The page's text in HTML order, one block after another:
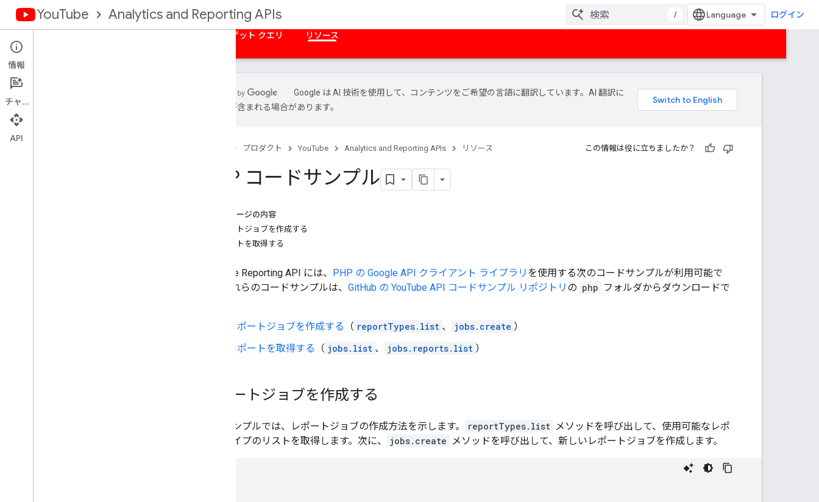
YouTube Analytics and Reporting APIs / ログイン
ターゲット クエリ リソース
概要
概要
Google は AI 技術を使用して、コンテンツをご希望の言語に翻訳しています。AI 翻訳に
は誤りが含まれる場合があります。
プロダクト YouTube Analytics and Reporting APIs リソース この情報は役に立ちましたか？
PHP コードサンプル
このページの内容
レポートジョブを作成する
レポートを取得する
YouTube Reporting API には、 PHP の Google API クライアント ライブラリ を使用する次のコードサンプルが利用可能で
す。これらのコードサンプルは、 GitHub の YouTube API コードサンプル リポジトリ の php フォルダからダウンロードで
レポートジョブを作成する （ reportTypes.list 、 jobs.create ）
レポートを取得する
（ jobs.list 、 jobs.reports.list ）
レポートジョブを作成する
このサンプルでは、レポートジョブの作成方法を示します。 reportTypes.list メソッドを呼び出して、使用可能なレポ
ートタイプのリストを取得します。次に、
jobs.create メソッドを呼び出して、新しいレポートジョブを作成します。
情報
チャット
API